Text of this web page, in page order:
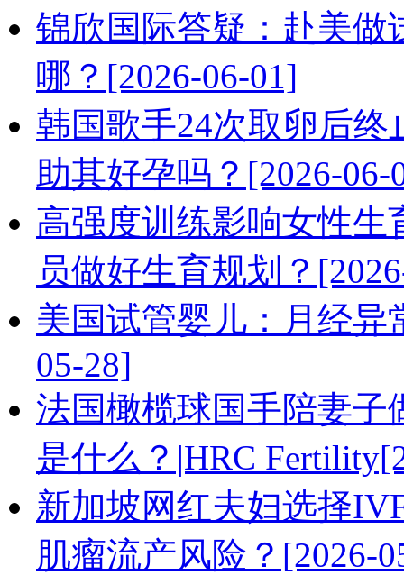
锦欣国际答疑：赴美做
哪？[2026-06-01]
韩国歌手24次取卵后终
助其好孕吗？[2026-06-
高强度训练影响女性生
员做好生育规划？
美国试管婴儿：月经异
05-28]
法国橄榄球国手陪妻子
是什么？|HRC
新加坡网红夫妇选择
肌瘤流产风险？[2026-